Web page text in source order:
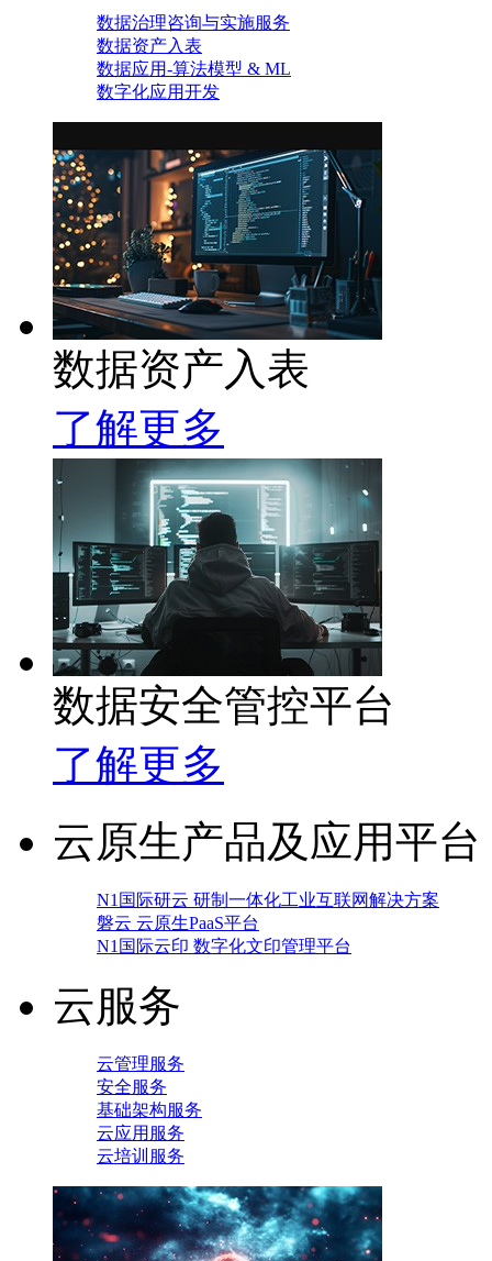
数据治理咨询与实施服务
数据资产入表
数据应用-算法模型 & ML
数字化应用开发
数据资产入表
了解更多
数据安全管控平台
了解更多
云原生产品及应用平台
N1国际研云 研制一体化工业互联网解决方案
磐云 云原生PaaS平台
N1国际云印 数字化文印管理平台
云服务
云管理服务
安全服务
基础架构服务
云应用服务
云培训服务